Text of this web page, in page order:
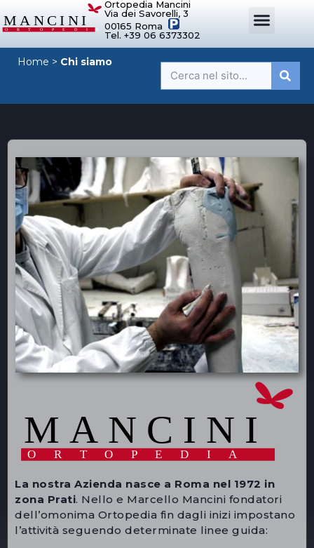
Ortopedia Mancini
Via dei Savorelli, 3
00165 Roma
Tel. +39 06 6373302
Home > Chi siamo
La nostra Azienda nasce a Roma nel 1972 in
zona Prati. Nello e Marcello Mancini fondatori
dell’omonima Ortopedia fin dagli inizi impostano
l’attività seguendo determinate linee guida: